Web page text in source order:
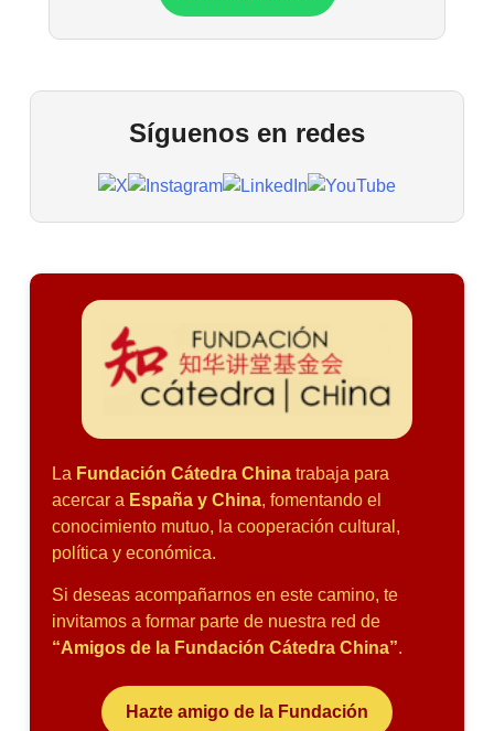
Síguenos en redes
La Fundación Cátedra China trabaja para
acercar a España y China, fomentando el
conocimiento mutuo, la cooperación cultural,
política y económica.
Si deseas acompañarnos en este camino, te
invitamos a formar parte de nuestra red de
“Amigos de la Fundación Cátedra China”.
Hazte amigo de la Fundación